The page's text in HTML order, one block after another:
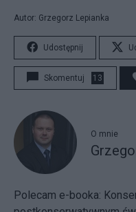
Autor: Grzegorz Lepianka
Udostępnij
Skomentuj 13
O mnie
Polecam e-booka: